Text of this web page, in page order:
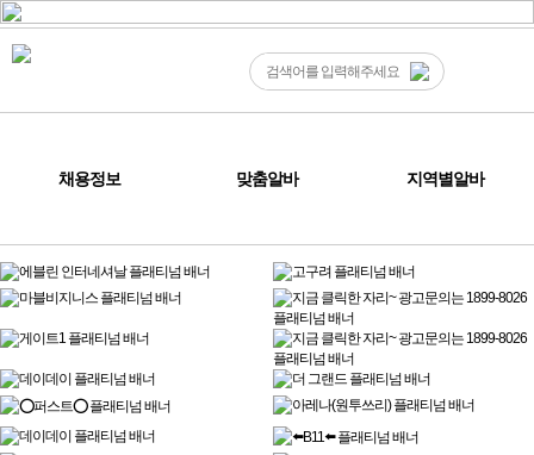
채용정보 맞춤알바 지역별알바